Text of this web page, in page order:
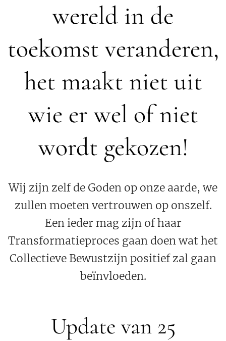
wereld in de
toekomst veranderen,
het maakt niet uit
wie er wel of niet
wordt gekozen!
Wij zijn zelf de Goden op onze aarde, we
zullen moeten vertrouwen op onszelf.
Een ieder mag zijn of haar
Transformatieproces gaan doen wat het
Collectieve Bewustzijn positief zal gaan
beïnvloeden.
Update van 25